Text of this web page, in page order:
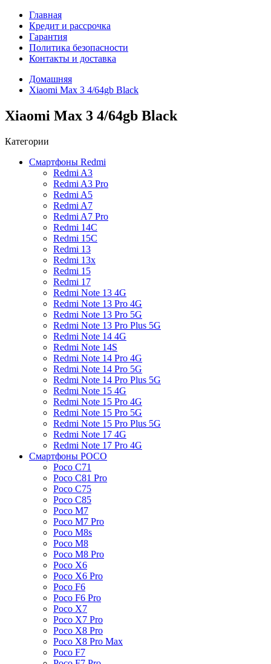
Главная
Кредит и рассрочка
Гарантия
Политика безопасности
Контакты и доставка
Домашняя
Xiaomi Max 3 4/64gb Black
Xiaomi Max 3 4/64gb Black
Категории
Смартфоны Redmi
Redmi A3
Redmi A3 Pro
Redmi A5
Redmi A7
Redmi A7 Pro
Redmi 14C
Redmi 15C
Redmi 13
Redmi 13x
Redmi 15
Redmi 17
Redmi Note 13 4G
Redmi Note 13 Pro 4G
Redmi Note 13 Pro 5G
Redmi Note 13 Pro Plus 5G
Redmi Note 14 4G
Redmi Note 14S
Redmi Note 14 Pro 4G
Redmi Note 14 Pro 5G
Redmi Note 14 Pro Plus 5G
Redmi Note 15 4G
Redmi Note 15 Pro 4G
Redmi Note 15 Pro 5G
Redmi Note 15 Pro Plus 5G
Redmi Note 17 4G
Redmi Note 17 Pro 4G
Смартфоны POCO
Poco C71
Poco C81 Pro
Poco C75
Poco C85
Poco M7
Poco M7 Pro
Poco M8s
Poco M8
Poco M8 Pro
Poco X6
Poco X6 Pro
Poco F6
Poco F6 Pro
Poco X7
Poco X7 Pro
Poco X8 Pro
Poco X8 Pro Max
Poco F7